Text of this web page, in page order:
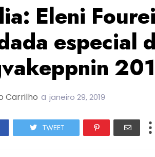
Eleni
especial
Carrilho a janeiro 29, 2019
TWEET